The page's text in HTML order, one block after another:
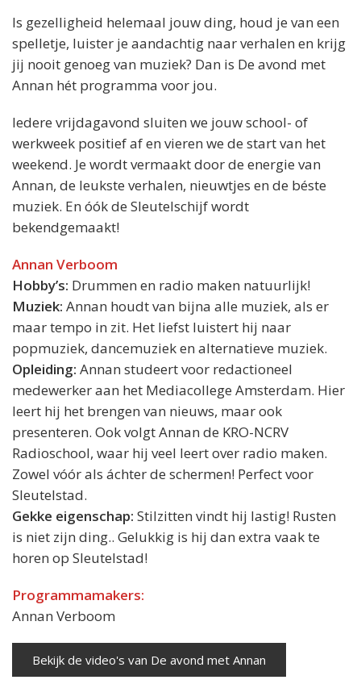
Is gezelligheid helemaal jouw ding, houd je van een
spelletje, luister je aandachtig naar verhalen en krijg
jij nooit genoeg van muziek? Dan is De avond met
Annan hét programma voor jou.
Iedere vrijdagavond sluiten we jouw school- of
werkweek positief af en vieren we de start van het
weekend. Je wordt vermaakt door de energie van
Annan, de leukste verhalen, nieuwtjes en de béste
muziek. En óók de Sleutelschijf wordt
bekendgemaakt!
Annan Verboom
Hobby’s: Drummen en radio maken natuurlijk!
Muziek: Annan houdt van bijna alle muziek, als er
maar tempo in zit. Het liefst luistert hij naar
popmuziek, dancemuziek en alternatieve muziek.
Opleiding: Annan studeert voor redactioneel
medewerker aan het Mediacollege Amsterdam. Hier
leert hij het brengen van nieuws, maar ook
presenteren. Ook volgt Annan de KRO-NCRV
Radioschool, waar hij veel leert over radio maken.
Zowel vóór als áchter de schermen! Perfect voor
Sleutelstad.
Gekke eigenschap: Stilzitten vindt hij lastig! Rusten
is niet zijn ding.. Gelukkig is hij dan extra vaak te
horen op Sleutelstad!
Programmamakers:
Annan Verboom
Bekijk de video's van De avond met Annan